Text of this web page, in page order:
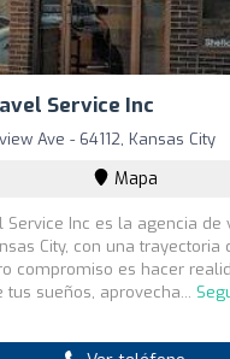
Service Inc
Ave - 64112, Kansas City
Mapa
Service Inc es la agencia de
City, con una trayectoria
compromiso es hacer
tus sueños, aprovecha...